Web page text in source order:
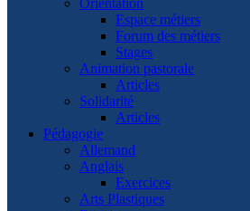
Orientation
Espace métiers
Forum des métiers
Stages
Animation pastorale
Articles
Solidarité
Articles
Pédagogie
Allemand
Anglais
Exercices
Arts Plastiques